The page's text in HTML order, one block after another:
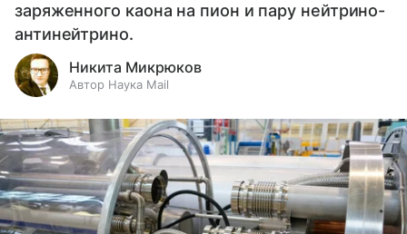
заряженного каона на пион и пару нейтрино-
антинейтрино.
Никита Микрюков
Автор Наука Mail